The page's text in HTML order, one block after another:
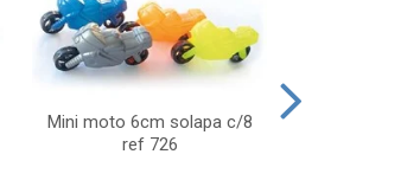
Mini moto 6cm solapa c/8
ref 726